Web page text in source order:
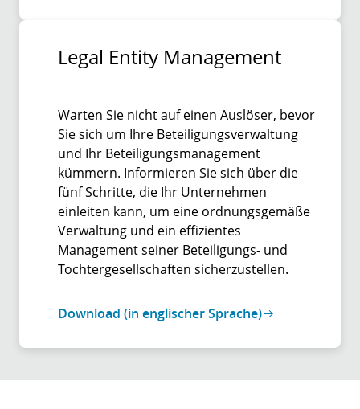
Legal Entity Management
Warten Sie nicht auf einen Auslöser, bevor
Sie sich um Ihre Beteiligungsverwaltung
und Ihr Beteiligungsmanagement
kümmern. Informieren Sie sich über die
fünf Schritte, die Ihr Unternehmen
einleiten kann, um eine ordnungsgemäße
Verwaltung und ein effizientes
Management seiner Beteiligungs- und
Tochtergesellschaften sicherzustellen.
Download (in englischer Sprache)